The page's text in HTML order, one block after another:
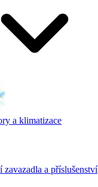
a klimatizace
zavazadla a příslušenství